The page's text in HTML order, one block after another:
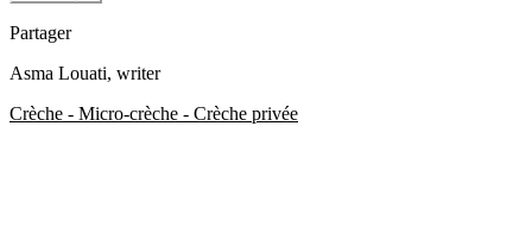
Partager
Asma Louati, writer
Crèche - Micro-crèche - Crèche privée